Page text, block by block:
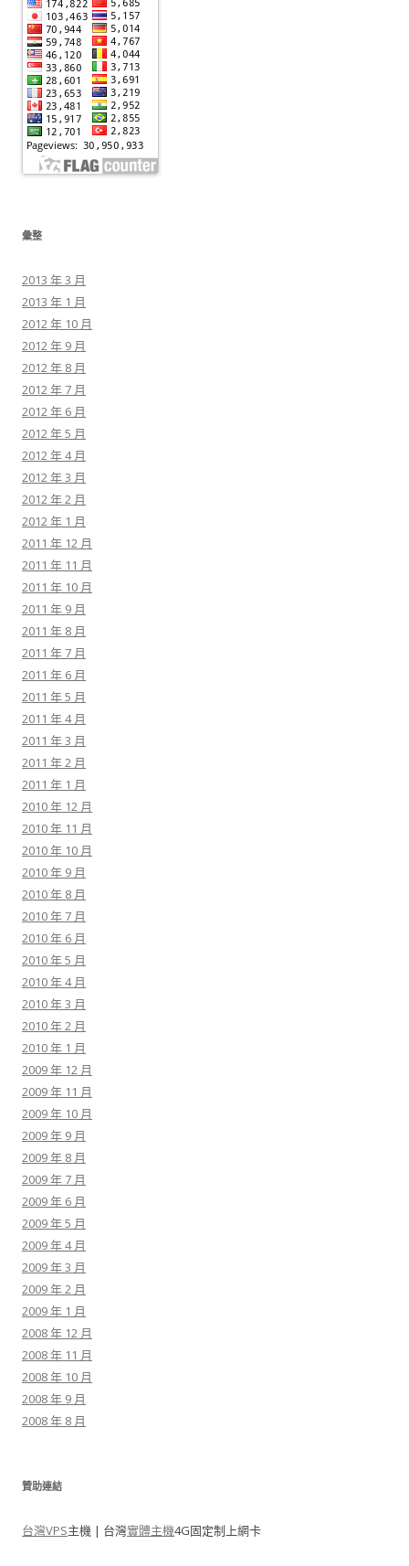
彙整
2013 年 3 月
2013 年 1 月
2012 年 10 月
2012 年 9 月
2012 年 8 月
2012 年 7 月
2012 年 6 月
2012 年 5 月
2012 年 4 月
2012 年 3 月
2012 年 2 月
2012 年 1 月
2011 年 12 月
2011 年 11 月
2011 年 10 月
2011 年 9 月
2011 年 8 月
2011 年 7 月
2011 年 6 月
2011 年 5 月
2011 年 4 月
2011 年 3 月
2011 年 2 月
2011 年 1 月
2010 年 12 月
2010 年 11 月
2010 年 10 月
2010 年 9 月
2010 年 8 月
2010 年 7 月
2010 年 6 月
2010 年 5 月
2010 年 4 月
2010 年 3 月
2010 年 2 月
2010 年 1 月
2009 年 12 月
2009 年 11 月
2009 年 10 月
2009 年 9 月
2009 年 8 月
2009 年 7 月
2009 年 6 月
2009 年 5 月
2009 年 4 月
2009 年 3 月
2009 年 2 月
2009 年 1 月
2008 年 12 月
2008 年 11 月
2008 年 10 月
2008 年 9 月
2008 年 8 月
贊助連結
台灣VPS主機 | 台灣實體主機4G固定制上網卡